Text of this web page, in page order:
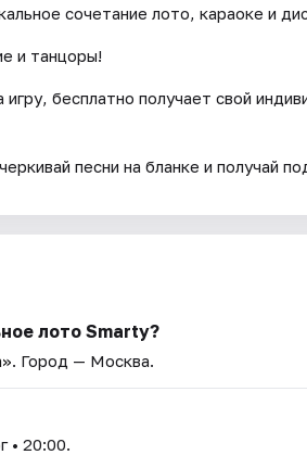
сочетание лото, караоке и
и танцоры!
бесплатно получает свой
песни на бланке и получай
лото Smarty?
. Город — Москва.
• 20:00.